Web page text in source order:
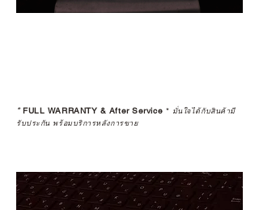
*FULL WARRANTY & After Service * มั่นใจได้กับสินค้ามี
รับประกัน พร้อมบริการหลังการขาย